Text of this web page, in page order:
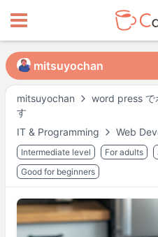
mitsuyochan
word press で
す
IT & Programming
Web
Intermediate level For adults
Good for beginners
mitsuyochan
mitsuyochan
65 26
Horarios disponibles
Tue
Wed